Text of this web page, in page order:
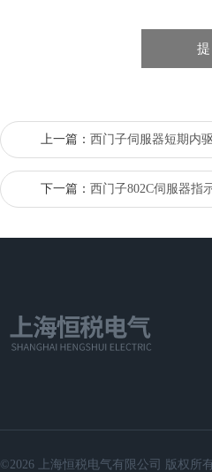
上一篇： 西门子伺服器短期内
下一篇： 西门子802C伺服器指
©2026 上海恒税电气有限公司 版权所